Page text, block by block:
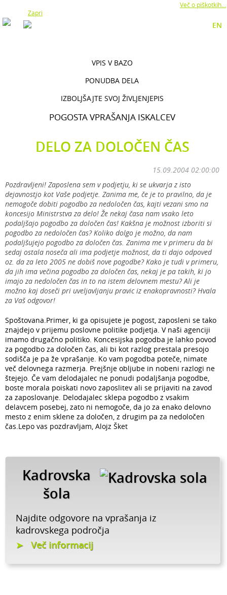
Več o piškotkih...
Zapri
EN
VPIS V BAZO
PONUDBA DELA
IZBOLJŠAJTE SVOJ ŽIVLJENJEPIS
POGOSTA VPRAŠANJA ISKALCEV
DELO ZA DOLOČEN ČAS
15.09.2004 02:00:00
Pozdravljeni! Zaposlena sem v podjetju, ki se ukvarja z isto
dejavnostjo kot Vaše podjetje. Zanima me, če je to pravilno, da je
nemogoče dobiti pogodbo za nedoločen čas, kajti vezani smo na
koncesijo Ministrstva za delo! Že nekaj časa nam vsako leto
podaljšajo pogodbo za določen čas! Kakšna je možnost izboriti si
pogodbo za nedoločen čas? Koliko dolgo je možno, da nam
podaljšujejo pogodbo za določen čas. Zanima me v primeru da bi
sedaj ostala noseča ali ima podjetje možnost, da ti dajo odpoved
oz. da za leto 2005 ne dobiš nove pogodbe? Kako je tudi v primeru,
da jih ima večina pogodbo za določen čas, nekaj je pa takih, ki jo
imajo za nedoločen čas in to na istem delovnem mestu? Ali je
možno kaj doseči pri uveljavljanju pravic iz enakopravnosti? Hvala
za Vaš odgovor!
Spoštovana.Primer, ki ga opisujete je pogost, zaposleni se tako
znajdejo v prijemu poslovne politike podjetja. V naši agenciji
imamo drugačno politiko. Koncesijska pogodba je lahko povod
za pogodbo za določen čas, ali bi kot razlog prestala presojo
sodišča je pa že vprašanje. Ko vam pogodba poteče, nimate
več delovnega razmerja. Prejšnje obljube in nobeni razlogi ne
štejejo. Če vam delodajalec ne ponudi podaljšanja pogodbe,
boste morala poiskati novo zaposlitev ali se prijaviti na zavod
za zaposlovanje. Delodajalec sklepa pogodbo z vsakim
delavcem posebej, zato ni nemogoče, da jo za enako delovno
mesto z enim sklene za določen, z drugim pa za nedoločen
čas.Lepo vas pozdravljam, Alojz Šket
Kadrovska
šola
Najdite odgovore na vprašanja iz
kadrovskega področja
Več informacij